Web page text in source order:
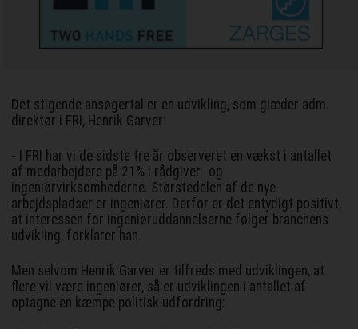
Det stigende ansøgertal er en udvikling, som glæder adm.
direktør i FRI, Henrik Garver:
- I FRI har vi de sidste tre år observeret en vækst i antallet
af medarbejdere på 21% i rådgiver- og
ingeniørvirksomhederne. Størstedelen af de nye
arbejdspladser er ingeniører. Derfor er det entydigt positivt,
at interessen for ingeniøruddannelserne følger branchens
udvikling, forklarer han.
Men selvom Henrik Garver er tilfreds med udviklingen, at
flere vil være ingeniører, så er udviklingen i antallet af
optagne en kæmpe politisk udfordring: